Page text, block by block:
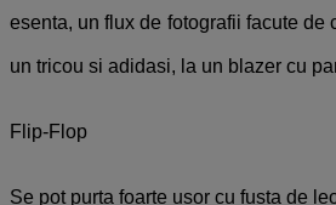
esenta, un flux de fotografii facute
un tricou si adidasi, la un blazer cu
Flip-Flop
Se pot purta foarte usor cu fusta de